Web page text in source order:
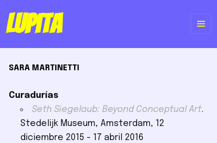
Lupita
SARA MARTINETTI
Curadurías
Seth Siegelaub: Beyond Conceptual Art.
Stedelijk Museum, Amsterdam, 12
diciembre 2015 - 17 abril 2016